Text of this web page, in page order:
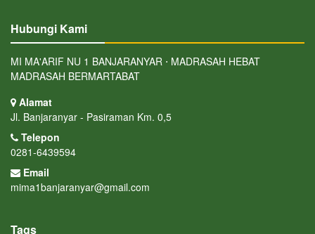
Hubungi Kami
MI MA'ARIF NU 1 BANJARANYAR ⋅ MADRASAH HEBAT
MADRASAH BERMARTABAT
Alamat
Jl. Banjaranyar - Pasiraman Km. 0,5
Telepon
0281-6439594
Email
mima1banjaranyar@gmail.com
Tags